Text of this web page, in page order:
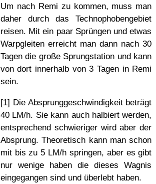
Um nach Remi zu kommen, muss man
daher durch das Technophobengebiet
reisen. Mit ein paar Sprüngen und etwas
Warpgleiten erreicht man dann nach 30
Tagen die große Sprungstation und kann
von dort innerhalb von 3 Tagen in Remi
sein.
[1] Die Absprunggeschwindigkeit beträgt
40 LM/h. Sie kann auch halbiert werden,
entsprechend schwieriger wird aber der
Absprung. Theoretisch kann man schon
mit bis zu 5 LM/h springen, aber es gibt
nur wenige haben die dieses Wagnis
eingegangen sind und überlebt haben.